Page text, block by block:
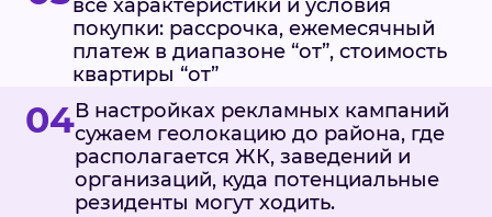
все характеристики и условия
покупки: рассрочка, ежемесячный
платеж в диапазоне “от”, стоимость
квартиры “от”
04В настройках рекламных кампаний
сужаем геолокацию до района, где
располагается ЖК, заведений и
организаций, куда потенциальные
резиденты могут ходить.